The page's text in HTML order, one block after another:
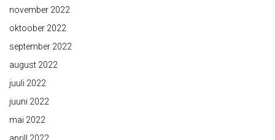
november 2022
oktoober 2022
september 2022
august 2022
juuli 2022
juuni 2022
mai 2022